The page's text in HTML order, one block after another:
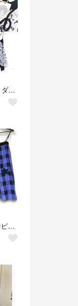
【scolar】スカラー ダイナソーグラフィック ワンピース タグ付き未使用
スカラー 2way ワンピース スカート